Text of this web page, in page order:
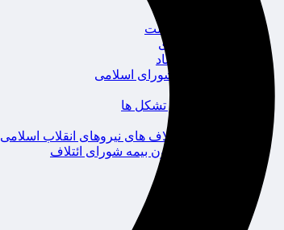
محیط زیست
گردشگری
سیاست و اقتصاد
مجلس شورای اسلامی
احزاب و تشکل ها
ائتلاف های نیروهای انقلاب اسلامی
کانون بیمه شورای ائتلاف